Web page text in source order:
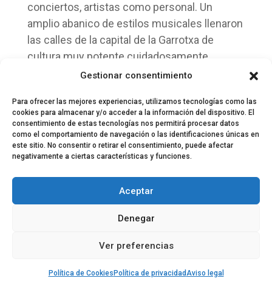
Gestionar consentimiento
Para ofrecer las mejores experiencias, utilizamos tecnologías como las
cookies para almacenar y/o acceder a la información del dispositivo. El
consentimiento de estas tecnologías nos permitirá procesar datos
como el comportamiento de navegación o las identificaciones únicas en
este sitio. No consentir o retirar el consentimiento, puede afectar
negativamente a ciertas características y funciones.
Aceptar
Denegar
Ver preferencias
Política de Cookies Política de privacidadAviso legal
conciertos, artistas como personal. Un
amplio abanico de estilos musicales llenaron
las calles de la capital de la Garrotxa de
cultura muy potente cuidadosamente
seleccionada. Un placer para oídos, vista y
Equipo EPDLT Contacto